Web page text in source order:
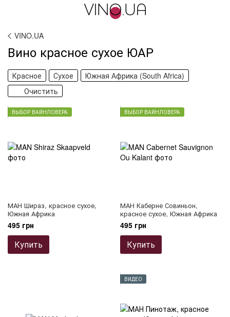
VINO.UA
Вино красное сухое ЮАР
Красное Сухое
Южная Африка (South Africa)
Очистить
ВЫБОР ВАЙНЛОВЕРА
МАН Шираз, красное сухое,
Южная Африка
495 грн
Купить
ВЫБОР ВАЙНЛОВЕРА
МАН Каберне Совиньон,
красное сухое, Южная Африка
495 грн
Купить
ВИДЕО